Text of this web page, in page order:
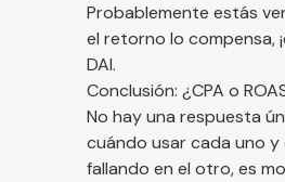
Probablemente estás
el retorno lo compensa,
DAI.
Conclusión: ¿CPA o
No hay una respuesta
cuándo usar cada uno
fallando en el otro, es